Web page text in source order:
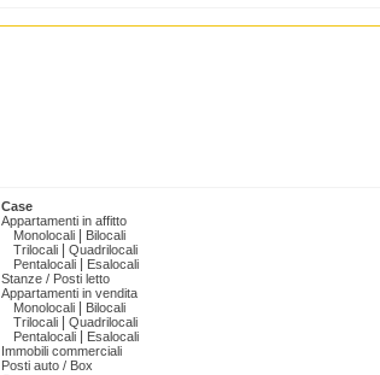
Case
Appartamenti in affitto
Monolocali
Bilocali
Trilocali
Quadrilocali
Pentalocali
Esalocali
Stanze / Posti letto
Appartamenti in vendita
Monolocali
Bilocali
Trilocali
Quadrilocali
Pentalocali
Esalocali
Immobili commerciali
Posti auto / Box